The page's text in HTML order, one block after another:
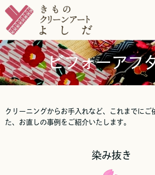
ビフォーアフ
クリーニングからお手入れなど、これまでにご
た、お直しの事例をご紹介いたします。
染み抜き